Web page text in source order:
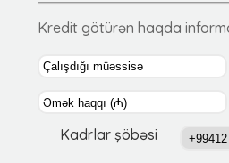
Kredit götürən haqda
Kadrlar şöbəsi